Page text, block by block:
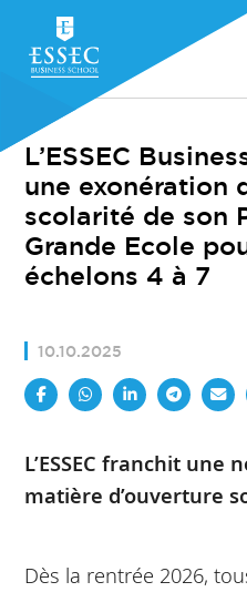
L’ESSEC
une exonération
scolarité de son
Grande Ecole
échelons 4 à 7
10.10.2025
L’ESSEC franchit une
matière d’ouverture
Dès la rentrée 2026,